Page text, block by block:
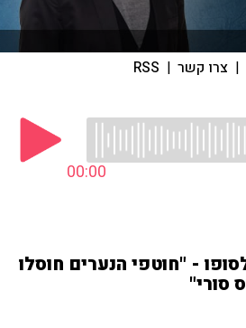
| צרו קשר |
RSS
00:00
- "חוטפי הנערים חוסלו
סורי"